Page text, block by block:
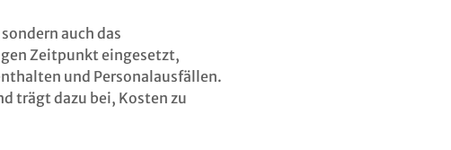
auch das
Zeitpunkt eingesetzt,
und Personalausfällen.
trägt dazu bei, Kosten zu